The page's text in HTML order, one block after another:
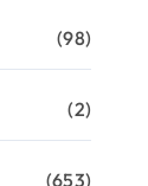
(98)
(2)
(653)